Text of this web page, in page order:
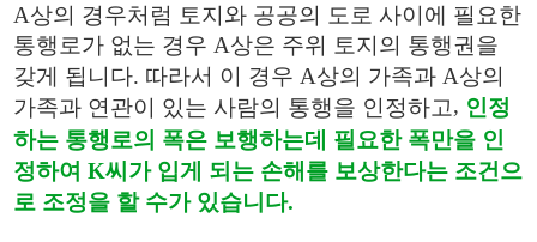
A상의 경우처럼 토지와 공공의 도로 사이에 필요한
통행로가 없는 경우 A상은 주위 토지의 통행권을
갖게 됩니다. 따라서 이 경우 A상의 가족과 A상의
가족과 연관이 있는 사람의 통행을 인정하고, 인정
하는 통행로의 폭은 보행하는데 필요한 폭만을 인
정하여K씨가 입게 되는 손해를 보상한다는 조건으
로 조정을 할 수가 있습니다.